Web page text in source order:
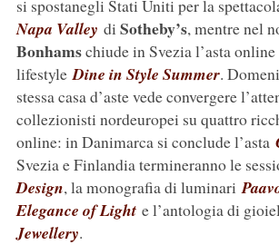
si spostanegli Stati Uniti per la
Napa Valley di Sotheby’s, mentre nel
Bonhamschiude in Svezia l’asta online
lifestyle Dine in Style Summer.
stessa casa d’aste vede convergere
collezionisti nordeuropei su quattro
online: in Danimarca si conclude l’asta
Svezia e Finlandia termineranno le
Design, la monografia di luminari
Elegance of Lighte l’antologia di
Jewellery.